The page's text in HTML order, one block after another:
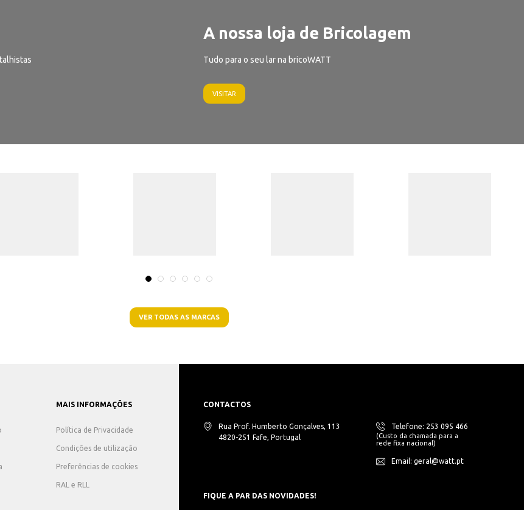
A nossa loja de Bricolagem
Tudo para o seu lar na bricoWATT
VISITAR
VER TODAS AS MARCAS
MAIS INFORMAÇÕES
Política de Privacidade
Condições de utilização
Preferências de cookies
RAL e RLL
CONTACTOS
Rua Prof. Humberto Gonçalves, 113
4820-251 Fafe, Portugal
Telefone: 253 095 466
(Custo da chamada para a
rede fixa nacional)
Email: geral@watt.pt
FIQUE A PAR DAS NOVIDADES!